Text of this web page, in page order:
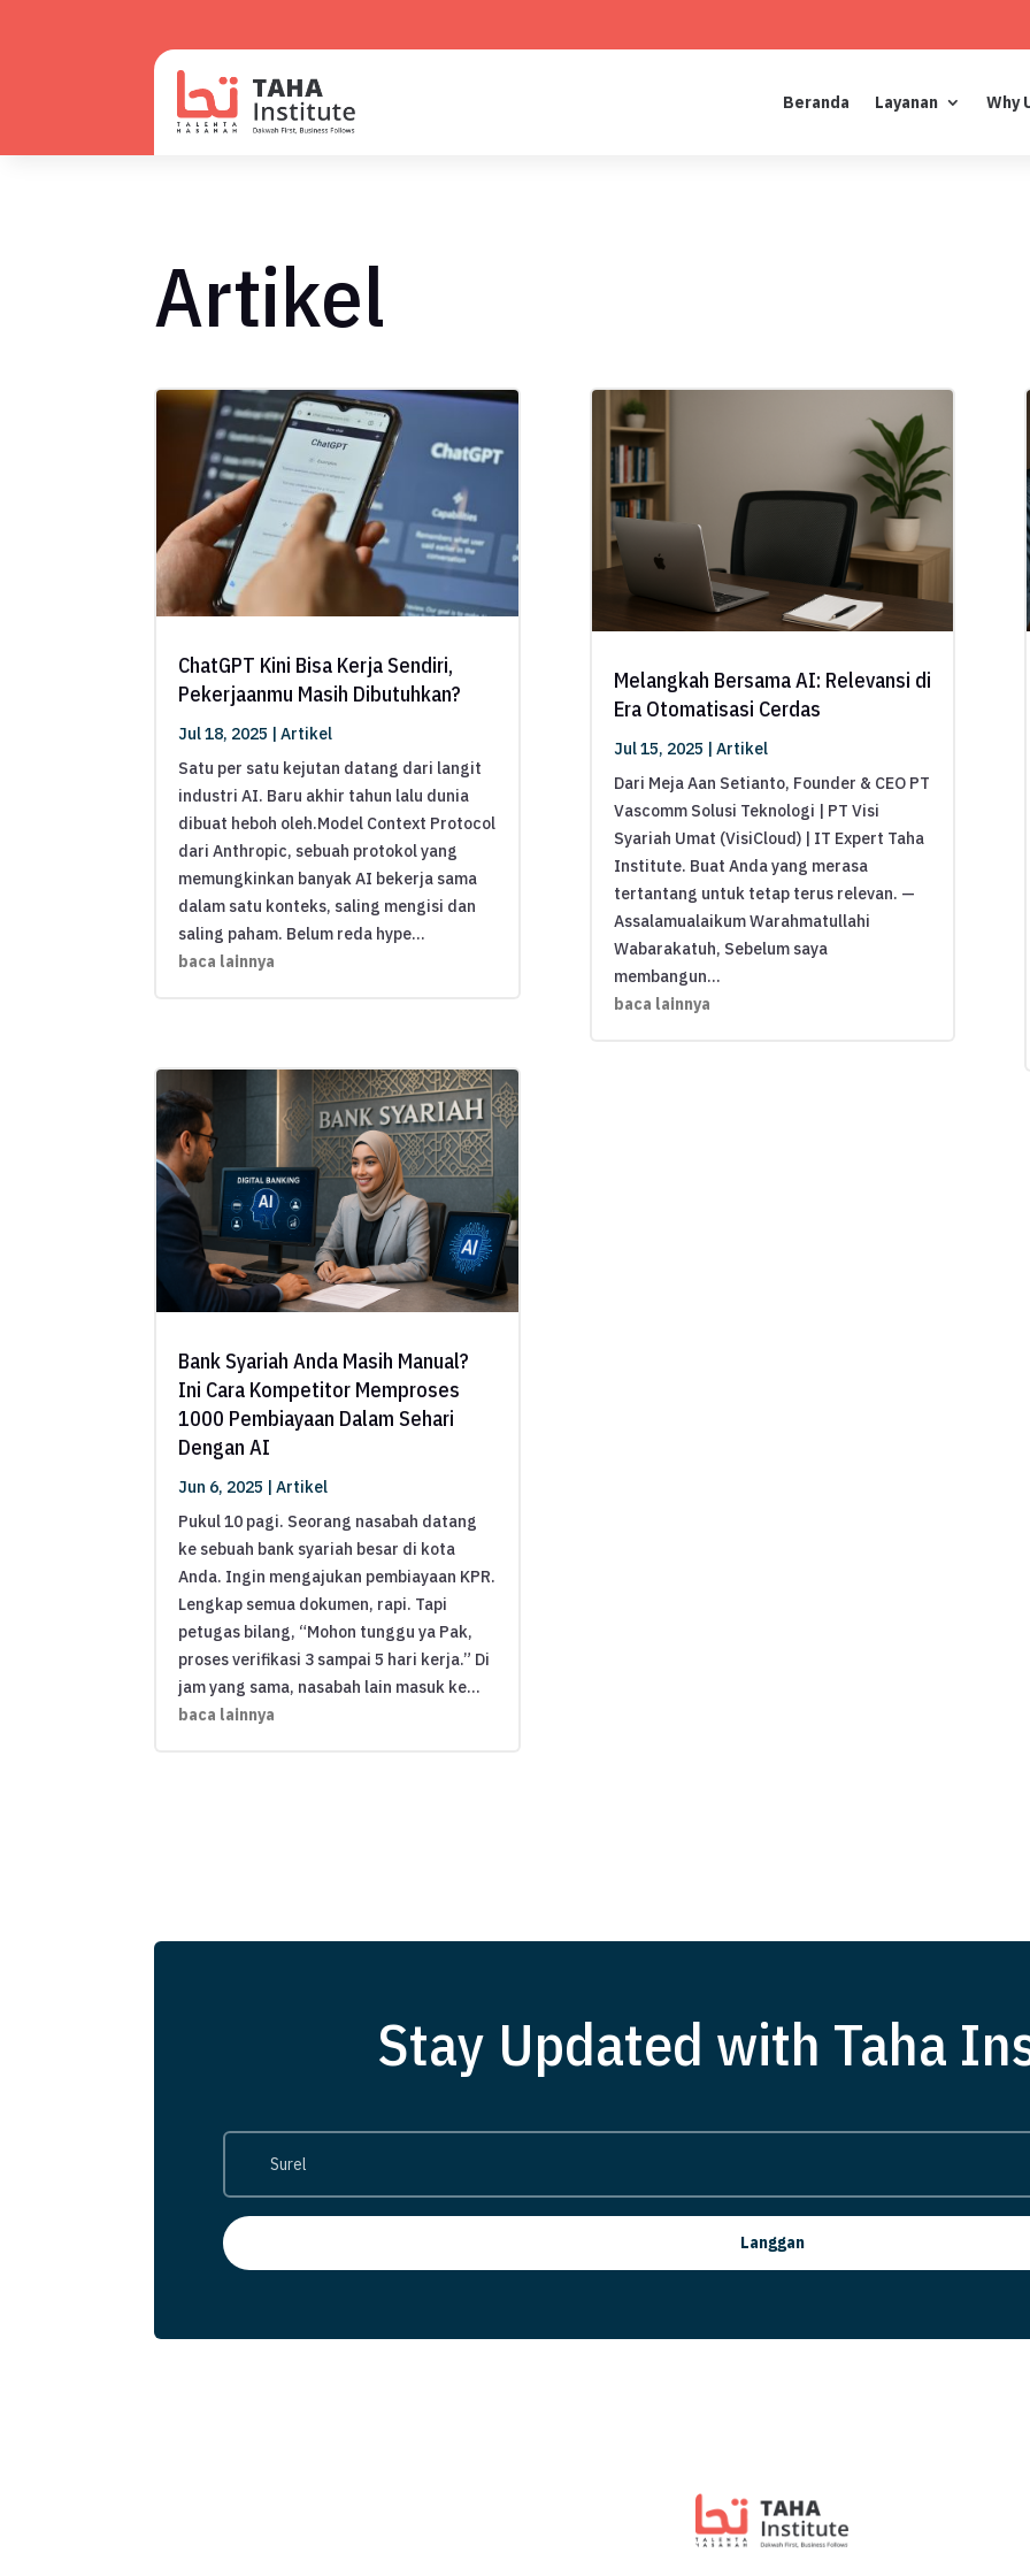
Beranda Layanan Why
Artikel
ChatGPT Kini Bisa Kerja Sendiri,
Pekerjaanmu Masih Dibutuhkan?
Jul 18, 2025 |Artikel
Satu per satu kejutan datang dari langit
industri AI. Baru akhir tahun lalu dunia
dibuat heboh oleh.Model Context Protocol
dari Anthropic, sebuah protokol yang
memungkinkan banyak AI bekerja sama
dalam satu konteks, saling mengisi dan
saling paham. Belum reda hype...
baca lainnya
Bank Syariah Anda Masih Manual?
Ini Cara Kompetitor Memproses
1000 Pembiayaan Dalam Sehari
Dengan AI
Jun 6, 2025 |Artikel
Pukul 10 pagi. Seorang nasabah datang
ke sebuah bank syariah besar di kota
Anda. Ingin mengajukan pembiayaan KPR.
Lengkap semua dokumen, rapi. Tapi
petugas bilang, “Mohon tunggu ya Pak,
proses verifikasi 3 sampai 5 hari kerja.” Di
jam yang sama, nasabah lain masuk ke...
baca lainnya
Melangkah Bersama AI: Relevansi di
Era Otomatisasi Cerdas
Jul 15, 2025
Artikel
Dari Meja Aan Setianto, Founder & CEO PT
Vascomm Solusi Teknologi | PT Visi
Syariah Umat (VisiCloud) | IT Expert Taha
Institute. Buat Anda yang merasa
tertantang untuk tetap terus relevan. —
Assalamualaikum Warahmatullahi
Wabarakatuh, Sebelum saya
membangun...
baca lainnya
Stay Updated with Taha
Langgan